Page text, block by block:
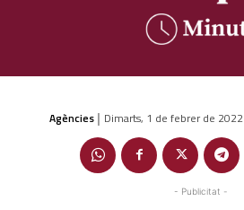
Agències | Dimarts, 1 de febrer de 2022
- Publicitat -